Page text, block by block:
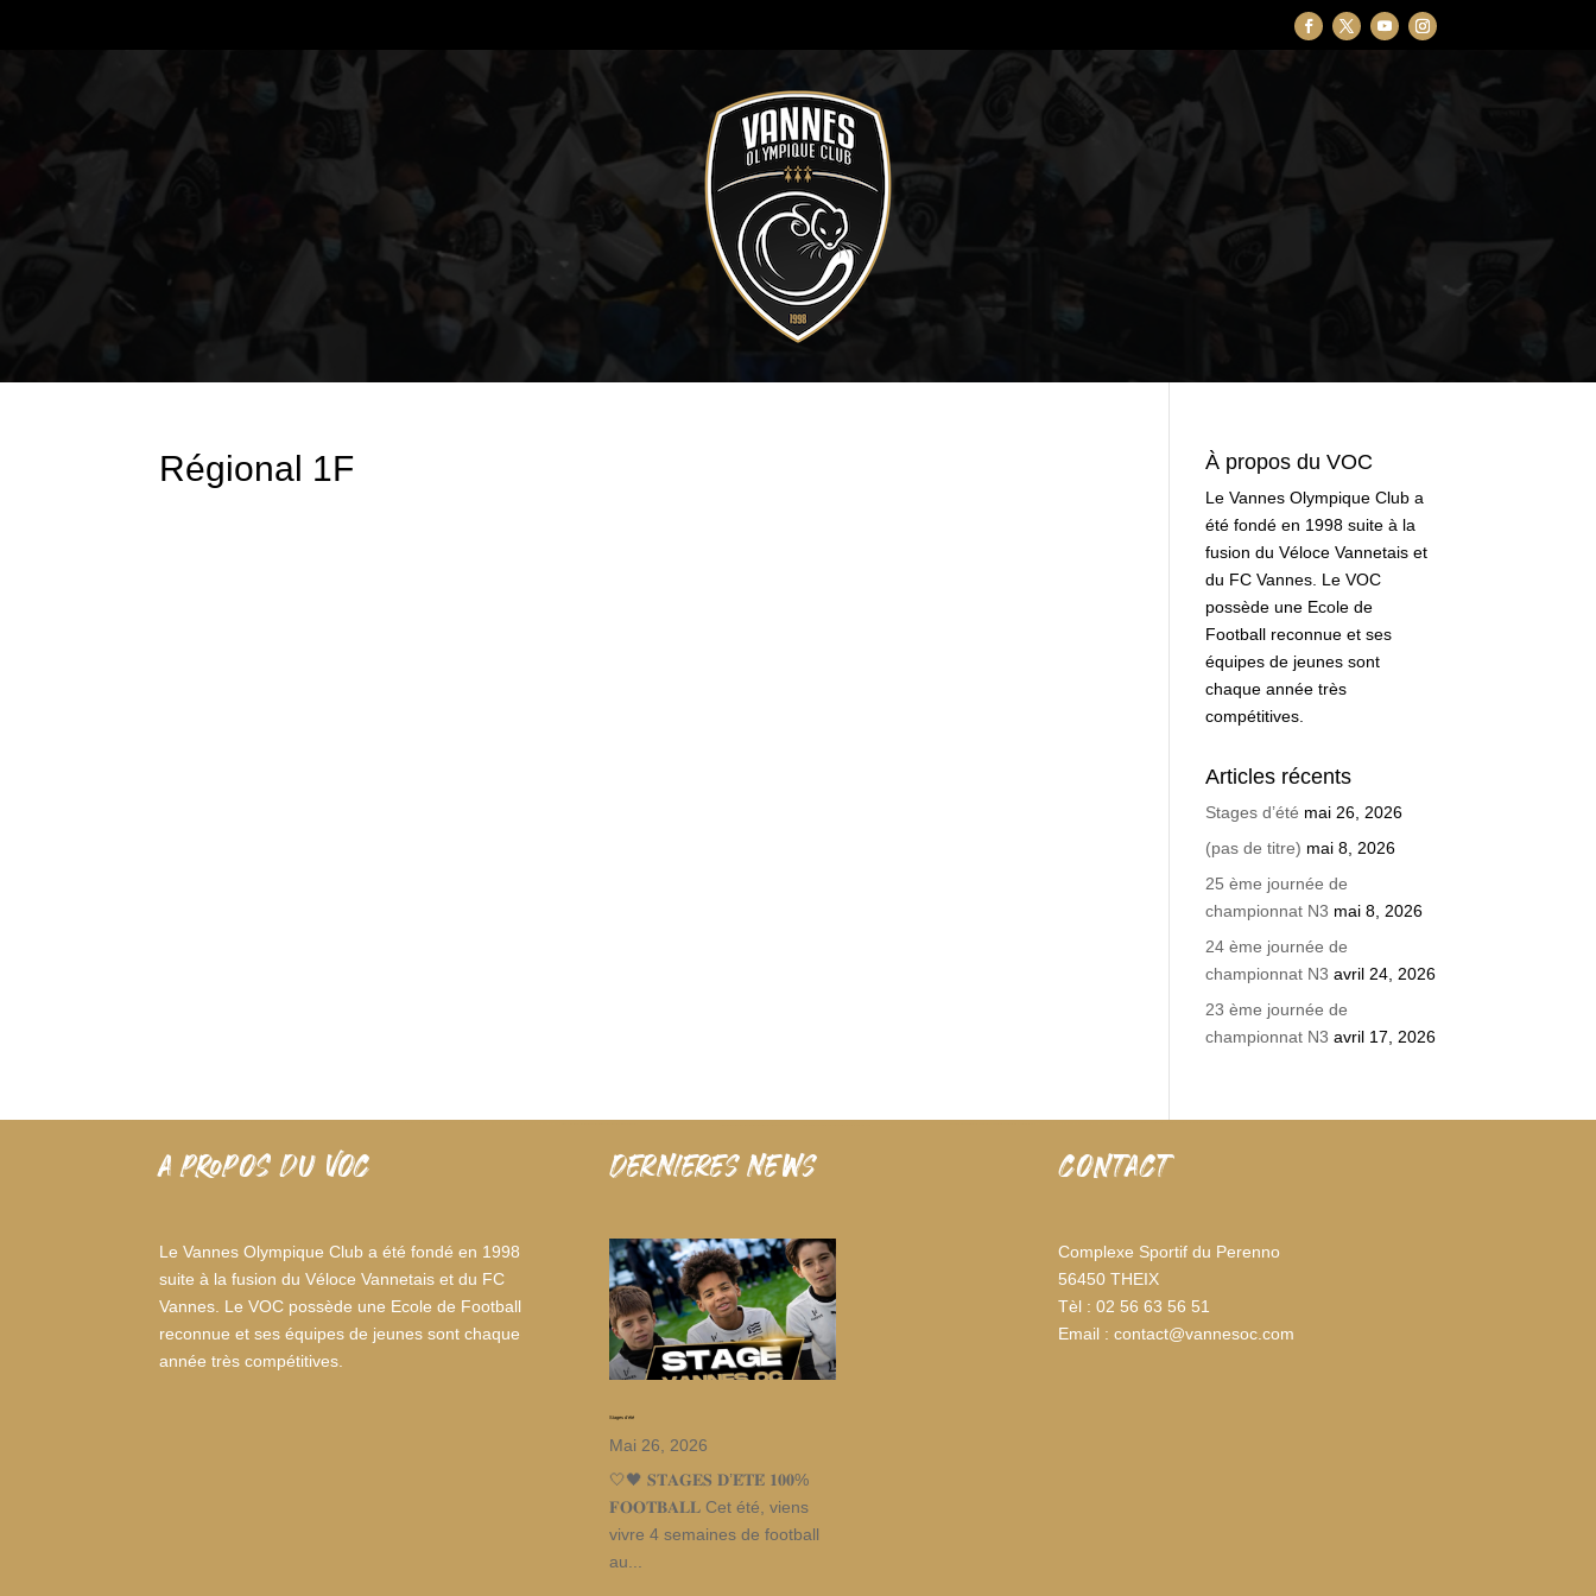
Régional 1F À propos du VOC
Le Vannes Olympique Club a
été fondé en 1998 suite à la
fusion du Véloce Vannetais et
du FC Vannes. Le VOC
possède une Ecole de
Football reconnue et ses
équipes de jeunes sont
chaque année très
compétitives.
Articles récents
Stages d’été mai 26, 2026
(pas de titre) mai 8, 2026
25 ème journée de
championnat N3 mai 8, 2026
24 ème journée de
championnat N3 avril 24, 2026
23 ème journée de
championnat N3 avril 17, 2026
A PROPOS DU VOC
Le Vannes Olympique Club a été fondé en 1998
suite à la fusion du Véloce Vannetais et du FC
Vannes. Le VOC possède une Ecole de Football
reconnue et ses équipes de jeunes sont chaque
année très compétitives.
dernieres news
Stages d’été
Mai 26, 2026
🤍🖤 𝐒𝐓𝐀𝐆𝐄𝐒 𝐃’𝐄́𝐓𝐄́ 𝟏𝟎𝟎%
𝐅𝐎𝐎𝐓𝐁𝐀𝐋𝐋 Cet été, viens
vivre 4 semaines de football
au...
CONTACT
Complexe Sportif du Perenno
56450 THEIX
Tèl : 02 56 63 56 51
Email : contact@vannesoc.com